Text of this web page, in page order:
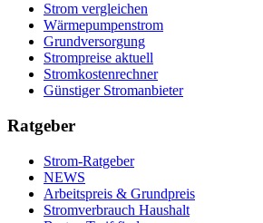
Strom vergleichen
Wärmepumpenstrom
Grundversorgung
Strompreise aktuell
Stromkostenrechner
Günstiger Stromanbieter
Ratgeber
Strom-Ratgeber
NEWS
Arbeitspreis & Grundpreis
Stromverbrauch Haushalt